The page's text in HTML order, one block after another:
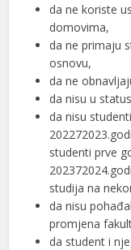
da ne koriste
domovima,
da ne primaju
osnovu,
da ne
da nisu u
da nisu
studenti prve
studija na
da nisu
promjena
da student i